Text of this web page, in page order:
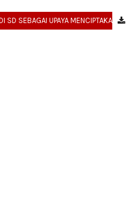
REVITALISASI PEMBELAJARAN IPS DI SD SEBAGAI UPAYA MENCIPTAKAN PESERTA DIDIK YANG BERKARAKTER